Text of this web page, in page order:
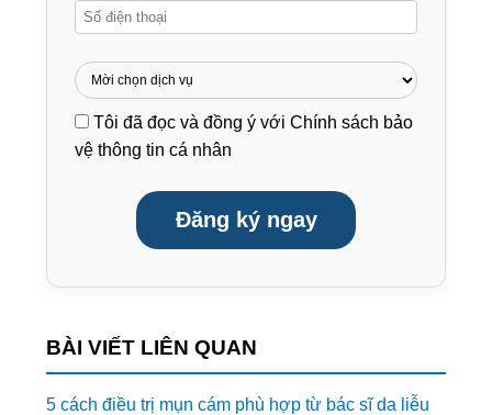
Tôi đã đọc và đồng ý vớiChính sách bảo
vệ thông tin cá nhân
Đăng ký ngay
BÀI VIẾT LIÊN QUAN
5 cách điều trị mụn cám phù hợp từ bác sĩ da liễu